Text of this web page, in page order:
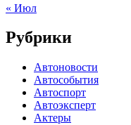
« Июл
Рубрики
Автоновости
Автособытия
Автоспорт
Автоэксперт
Актеры